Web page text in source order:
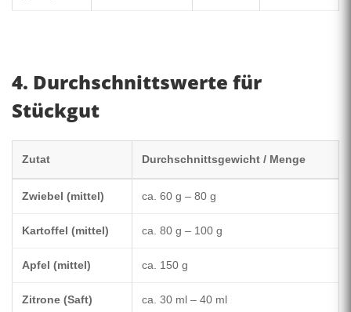
4. Durchschnittswerte für
Stückgut
Zutat Durchschnittsgewicht / Menge
Zwiebel (mittel) ca. 60 g – 80 g
Kartoffel (mittel) ca. 80 g – 100 g
Apfel (mittel) ca. 150 g
Zitrone (Saft) ca. 30 ml – 40 ml